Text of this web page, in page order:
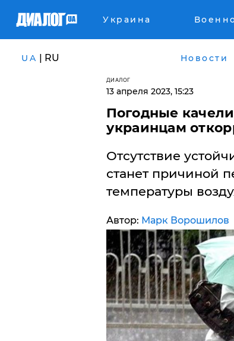
Украина
UA | RU Новости
ДИАЛОГ
13 апреля 2023, 15:23
Погодные
украинцам
Отсутствие
станет причиной
температуры
Автор: Марк Ворошилов